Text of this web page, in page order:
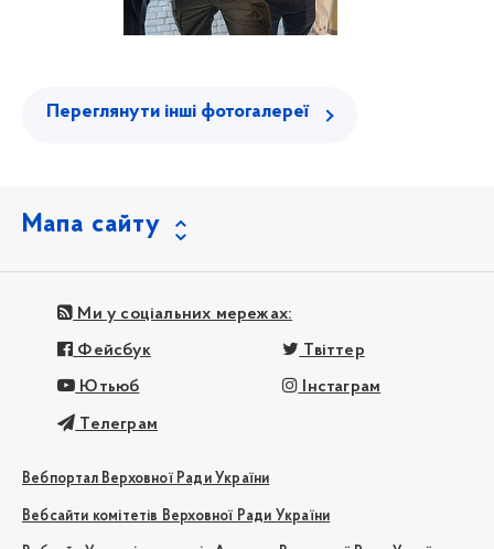
Переглянути інші фотогалереї
Мапа сайту
Ми у соціальних мережах:
Фейсбук Твіттер
Ютьюб Інстаграм
Телеграм
Вебпортал Верховної Ради України
Вебсайти комітетів Верховної Ради України